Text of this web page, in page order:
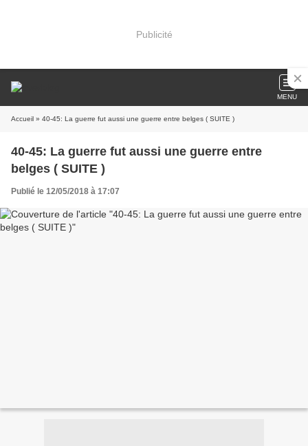
Publicité
MENU
Accueil » 40-45: La guerre fut aussi une guerre entre belges ( SUITE )
40-45: La guerre fut aussi une guerre entre
belges ( SUITE )
Publié le 12/05/2018 à 17:07